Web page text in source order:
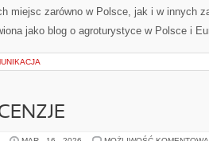
miejsc zarówno w Polsce, jak i w innych
jako blog o agroturystyce w Polsce i